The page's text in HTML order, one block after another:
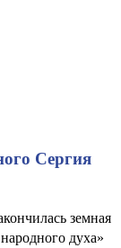
Сергия
земная
духа»